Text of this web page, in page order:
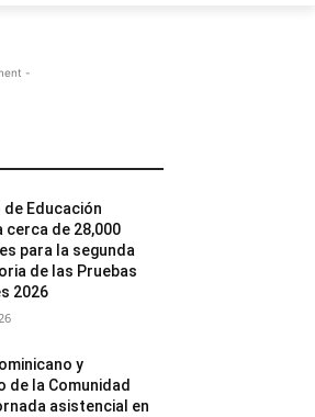
-
Educación
cerca de 28,000
para la segunda
de las Pruebas
2026
y
de la Comunidad
asistencial en